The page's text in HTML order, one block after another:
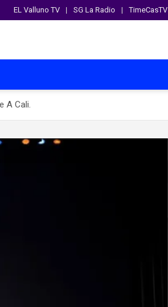
EL Valluno TV SG La Radio TimeCasTV
A Cali.